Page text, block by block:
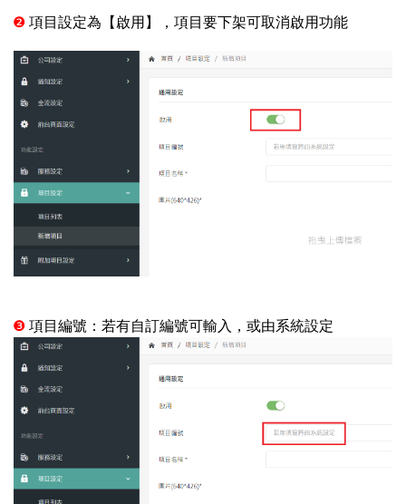
❷ 項目設定為【啟用】，項目要下架可取消啟用功能
❸ 項目編號：若有自訂編號可輸入，或由系統設定